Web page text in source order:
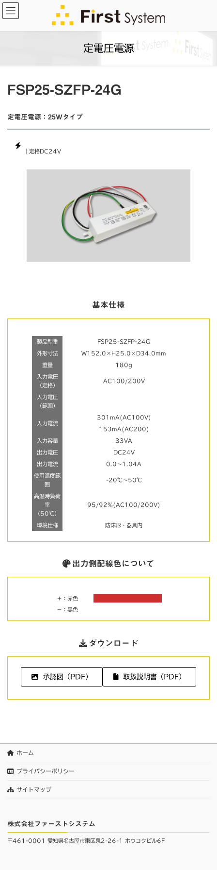
コ
ン
ナ
ビ
定電圧電源
FSP25-SZFP-24G
定電圧電源：25Wタイプ
｜定格DC24V
基本仕様
製品型番 FSP25-SZFP-24G
外形寸法 W152.0×H25.0×D34.0mm
重量 180g
入力電圧
（定格）
AC100/200V
入力電圧
（範囲）
入力電流
301mA(AC100V)
153mA(AC200)
入力容量 33VA
出力電圧 DC24V
出力電流 0.0～1.04A
使用温度範
囲
-20℃～50℃
高温時負荷
率
（50℃）
95/92%(AC100/200V)
環境仕様 防沫形・器具内
出力側配線色について
＋：赤色
－：黒色
ダウンロード
承認図（PDF） 取扱説明書（PDF）
ホーム
プライバシーポリシー
サイトマップ
株式会社ファーストシステム
〒461-0001 愛知県名古屋市東区泉2-26-1 ホウコクビル6F